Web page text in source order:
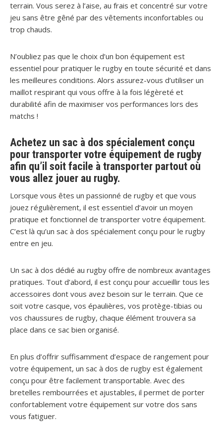
terrain. Vous serez à l’aise, au frais et concentré sur votre
jeu sans être gêné par des vêtements inconfortables ou
trop chauds.
N’oubliez pas que le choix d’un bon équipement est
essentiel pour pratiquer le rugby en toute sécurité et dans
les meilleures conditions. Alors assurez-vous d’utiliser un
maillot respirant qui vous offre à la fois légèreté et
durabilité afin de maximiser vos performances lors des
matchs !
Achetez un sac à dos spécialement conçu
pour transporter votre équipement de rugby
afin qu’il soit facile à transporter partout où
vous allez jouer au rugby.
Lorsque vous êtes un passionné de rugby et que vous
jouez régulièrement, il est essentiel d’avoir un moyen
pratique et fonctionnel de transporter votre équipement.
C’est là qu’un sac à dos spécialement conçu pour le rugby
entre en jeu.
Un sac à dos dédié au rugby offre de nombreux avantages
pratiques. Tout d’abord, il est conçu pour accueillir tous les
accessoires dont vous avez besoin sur le terrain. Que ce
soit votre casque, vos épaulières, vos protège-tibias ou
vos chaussures de rugby, chaque élément trouvera sa
place dans ce sac bien organisé.
En plus d’offrir suffisamment d’espace de rangement pour
votre équipement, un sac à dos de rugby est également
conçu pour être facilement transportable. Avec des
bretelles rembourrées et ajustables, il permet de porter
confortablement votre équipement sur votre dos sans
vous fatiguer.